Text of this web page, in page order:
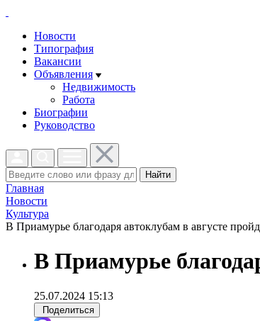
Новости
Типография
Вакансии
Объявления
Недвижимость
Работа
Биографии
Руководство
Найти
Главная
Новости
Культура
В Приамурье благодаря автоклубам в августе
В Приамурье
25.07.2024 15:13
Поделиться